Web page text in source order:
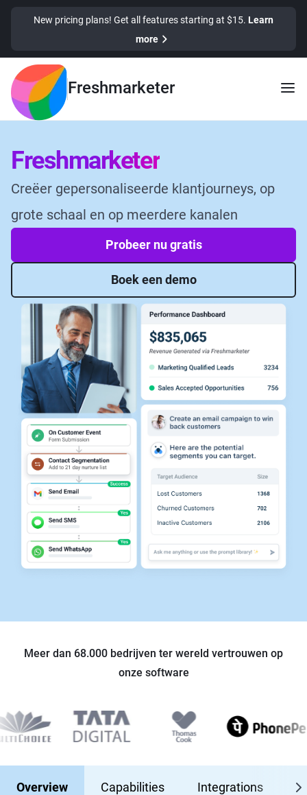
New pricing plans! Get all features starting at $15. Learn
more
Freshmarketer
Freshmarketer
Creëer gepersonaliseerde klantjourneys, op
grote schaal en op meerdere kanalen
Probeer nu gratis
Boek een demo
Meer dan 68.000 bedrijven ter wereld vertrouwen op
onze software
Overview Capabilities Integrations